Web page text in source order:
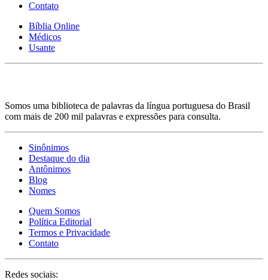
Contato
Bíblia Online
Médicos
Usante
Somos uma biblioteca de palavras da língua portuguesa do Brasil
com mais de 200 mil palavras e expressões para consulta.
Sinônimos
Destaque do dia
Antônimos
Blog
Nomes
Quem Somos
Política Editorial
Termos e Privacidade
Contato
Redes sociais: